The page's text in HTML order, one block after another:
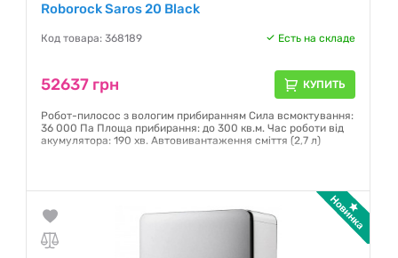
Roborock Saros 20 Black
Код товара: 368189 Есть на складе
52637 грн КУПИТЬ
Робот-пилосос з вологим прибиранням Сила всмоктування:
36 000 Па Площа прибирання: до 300 кв.м. Час роботи від
акумулятора: 190 хв. Автовивантаження сміття (2,7 л)